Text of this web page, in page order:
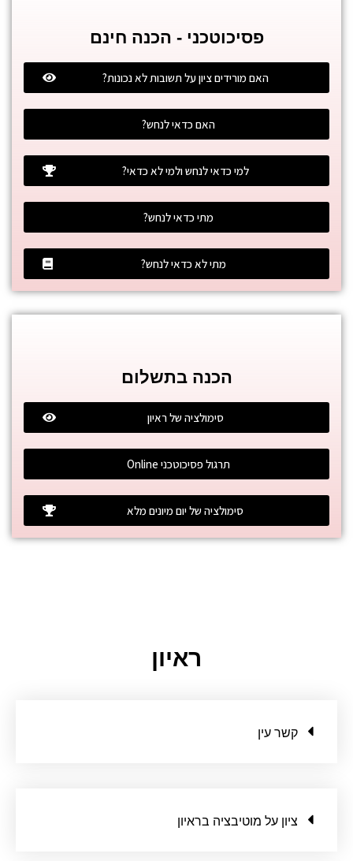
פסיכוטכני - הכנה חינם
האם מורידים ציון על תשובות לא נכונות?
האם כדאי לנחש?
למי כדאי לנחש ולמי לא כדאי?
מתי כדאי לנחש?
מתי לא כדאי לנחש?
הכנה בתשלום
סימולציה של ראיון
תרגול פסיכוטכני Online
סימולציה של יום מיונים מלא
ראיון
קשר עין
ציון על מוטיבציה בראיון